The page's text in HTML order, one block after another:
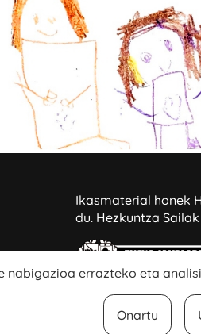
Ikasmaterial honek
du. Hezkuntza
nabigazioa errazteko eta
Onartu